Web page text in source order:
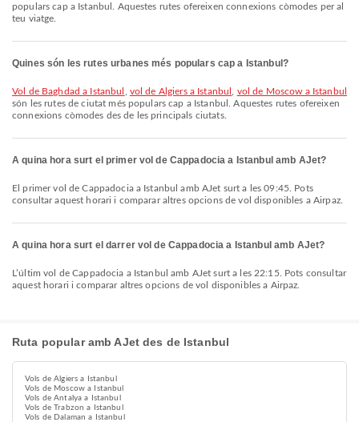
populars cap a Istanbul. Aquestes rutes ofereixen connexions còmodes per al
teu viatge.
Quines són les rutes urbanes més populars cap a Istanbul?
vol de Baghdad a Istanbul vol de Algiers a Istanbul
vol de Moscow a Istanbul
són les rutes de ciutat més populars cap a Istanbul. Aquestes rutes ofereixen
connexions còmodes des de les principals ciutats.
A quina hora surt el primer vol de Cappadocia a Istanbul amb AJet?
El primer vol de Cappadocia a Istanbul amb AJet surt a les 09:45. Pots
consultar aquest horari i comparar altres opcions de vol disponibles a Airpaz.
A quina hora surt el darrer vol de Cappadocia a Istanbul amb AJet?
L’últim vol de Cappadocia a Istanbul amb AJet surt a les 22:15. Pots consultar
aquest horari i comparar altres opcions de vol disponibles a Airpaz.
Ruta popular amb AJet des de Istanbul
Vols de Algiers a Istanbul
Vols de Moscow a Istanbul
Vols de Antalya a Istanbul
Vols de Trabzon a Istanbul
Vols de Dalaman a Istanbul